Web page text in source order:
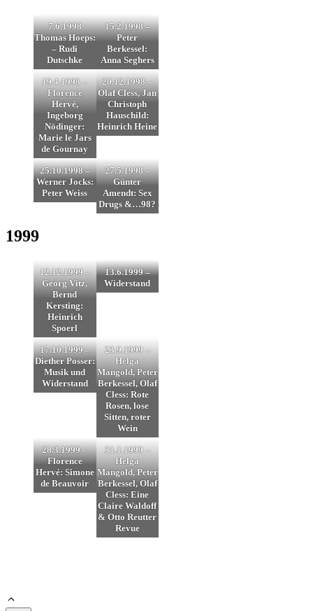
7.6.1998
Thomas Hoeps:
– Rudi
Dutschke
15.2.1998 –
Peter
Berkessel:
Anna Seghers
19.4.1998 –
Florence
Hervé,
Ingeborg
Nödinger:
Marie le Jars
de Gournay
20.12.1998 –
Olaf Cless, Jan
Christoph
Hauschild:
Heinrich Heine
25.10.1998 –
Werner Jocks:
Peter Weiss
27.5.1998 –
Günter
Amendt: Sex
Drugs &…98?
1999
12.12.1999 –
Georg Vitz,
Bernd
Kersting:
Heinrich
Spoerl
13.6.1999 –
Widerstand
17.10.1999 –
Diether Posser:
Musik und
Widerstand
23.9.1999 –
Helga
Mangold, Peter
Berkessel, Olaf
Cless: Rote
Rosen, lose
Sitten, roter
Wein
28.3.1999 –
Florence
Hervé: Simone
de Beauvoir
31.1.1999 –
Helga
Mangold, Peter
Berkessel, Olaf
Cless: Eine
Claire Waldoff
& Otto Reutter
Revue